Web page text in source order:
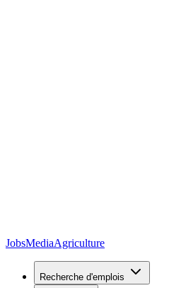
JobsMediaAgriculture
Recherche d'emplois